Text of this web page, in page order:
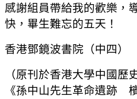
感謝組員帶給我的歡樂，
快，畢生難忘的五天！
香港鄧鏡波書院（中四
（原刊於香港大學中國歷
《孫中山先生革命遺跡